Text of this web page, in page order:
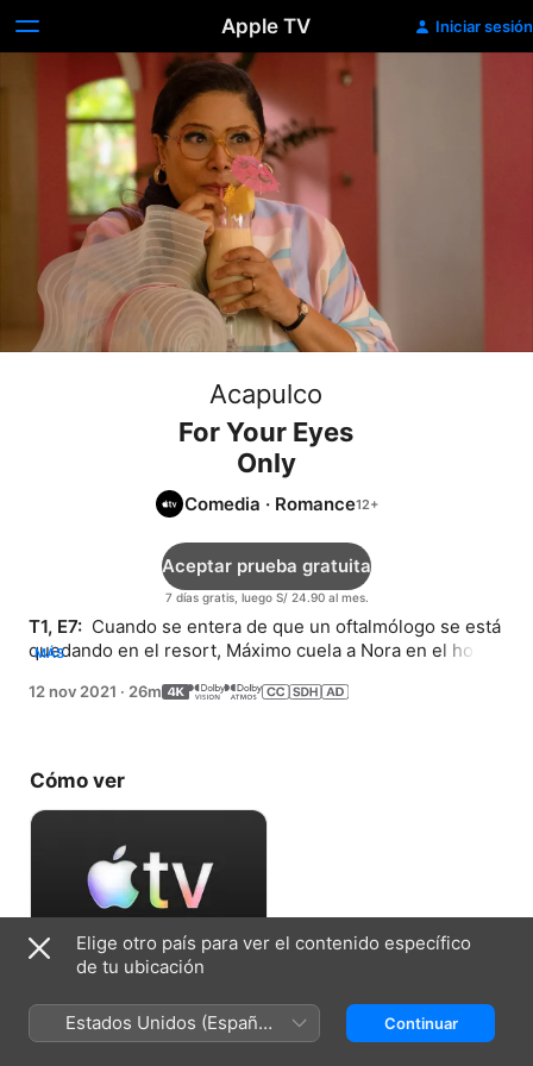
Apple TV Iniciar sesión
Acapulco
For Your Eyes
Only
Comedia · Romance
7 días gratis, luego S/ 24.90 al mes.
Aceptar prueba gratuita
T1, E7: Cuando se entera de que un oftalmólogo se está
quedando en el resort, Máximo cuela a Nora en el hotel.
MÁS
12 nov 2021 · 26m
Cómo ver
7 días gratis, luego S/ 24.90 al mes.
Elige otro país para ver el contenido específico
de tu ubicación
Estados Unidos (Español
México)
Continuar